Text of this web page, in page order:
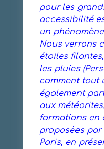
pour les
accessibilité
un
Nous verrons
étoiles
les pluies
comment tout
également
aux
formations en
proposées par
Paris, en